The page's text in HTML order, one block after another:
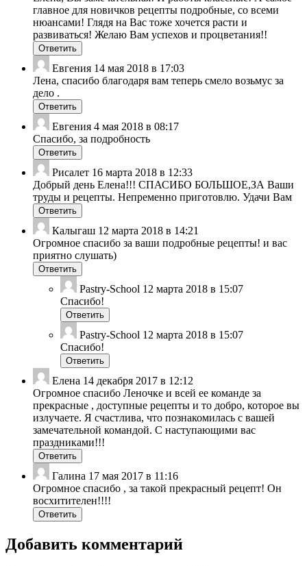
главное для новичков рецепты подробные, со всеми
нюансами! Глядя на Вас тоже хочется расти и
развиваться! Желаю Вам успехов и процветания!!
Ответить
Евгения 14 мая 2018 в 17:03
Лена, спасибо благодаря вам теперь смело возьмус за
дело .
Ответить
Евгения 4 мая 2018 в 08:17
Спасибо, за подробность
Ответить
Рисалет 16 марта 2018 в 12:33
Добрый день Елена!!! СПАСИБО БОЛЬШОЕ,ЗА Ваши
труды и рецепты. Непременно приготовлю. Удачи Вам
Ответить
Калыгаш 12 марта 2018 в 14:21
Огромное спасибо за ваши подробные рецепты! и вас
приятно слушать)
Ответить
Pastry-School 12 марта 2018 в 15:07
Спасибо!
Ответить
Pastry-School 12 марта 2018 в 15:07
Спасибо!
Ответить
Елена 14 декабря 2017 в 12:12
Огромное спасибо Леночке и всей ее команде за
прекрасные , доступные рецепты и то добро, которое вы
излучаете. Я счастлива, что познакомилась с вашей
замечательной командой. С наступающими вас
праздниками!!!
Ответить
Галина 17 мая 2017 в 11:16
Огромное спасибо , за такой прекрасный рецепт! Он
восхитителен!!!!
Ответить
Добавить комментарий